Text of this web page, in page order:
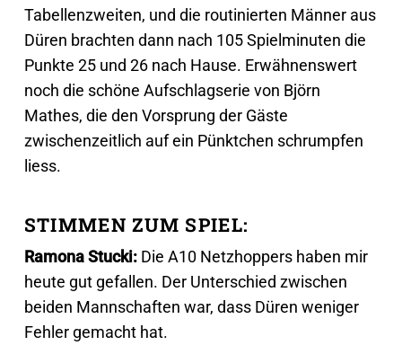
Tabellenzweiten, und die routinierten Männer aus
Düren brachten dann nach 105 Spielminuten die
Punkte 25 und 26 nach Hause. Erwähnenswert
noch die schöne Aufschlagserie von Björn
Mathes, die den Vorsprung der Gäste
zwischenzeitlich auf ein Pünktchen schrumpfen
liess.
STIMMEN ZUM SPIEL:
Ramona Stucki:Die A10 Netzhoppers haben mir
heute gut gefallen. Der Unterschied zwischen
beiden Mannschaften war, dass Düren weniger
Fehler gemacht hat.